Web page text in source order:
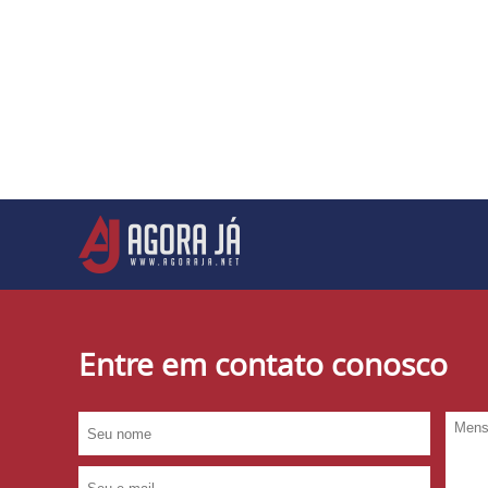
Entre em contato conosco